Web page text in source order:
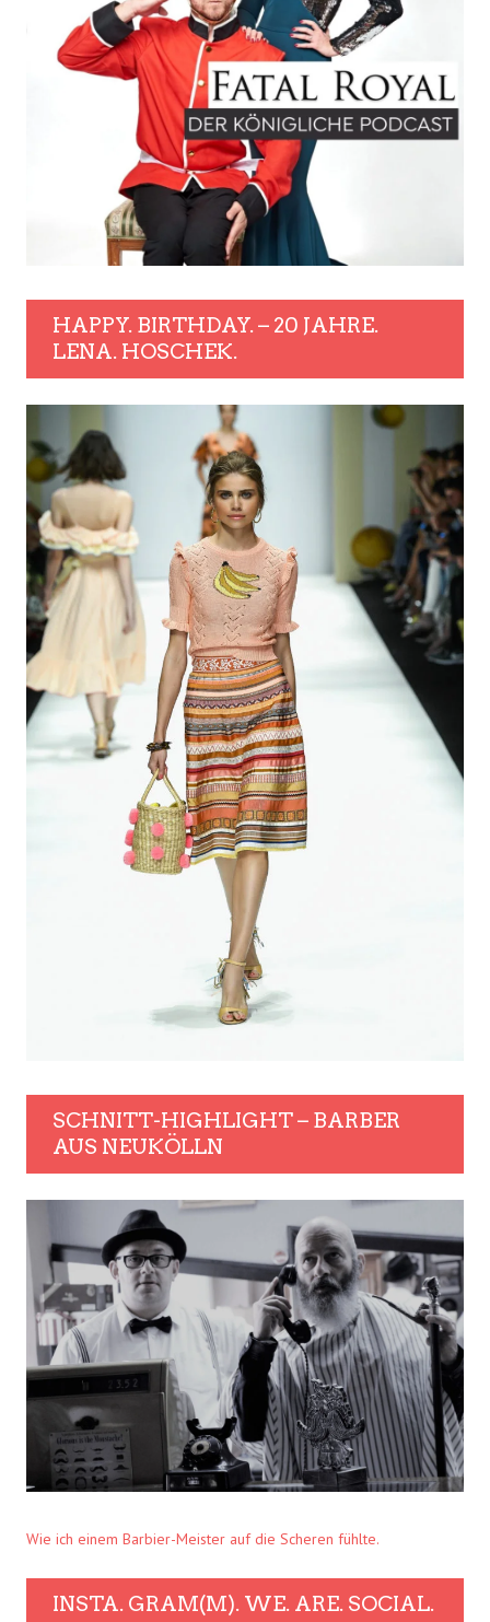
HAPPY. BIRTHDAY. – 20 JAHRE.
LENA. HOSCHEK.
SCHNITT-HIGHLIGHT – BARBER
AUS NEUKÖLLN
Wie ich einem Barbier-Meister auf die Scheren fühlte.
INSTA. GRAM(M). WE. ARE. SOCIAL.